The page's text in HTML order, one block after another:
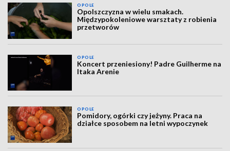
OPOLE
Opolszczyzna w wielu smakach.
Międzypokoleniowe warsztaty z robienia
przetworów
OPOLE
Koncert przeniesiony! Padre Guilherme na
Itaka Arenie
OPOLE
Pomidory, ogórki czy jeżyny. Praca na
działce sposobem na letni wypoczynek